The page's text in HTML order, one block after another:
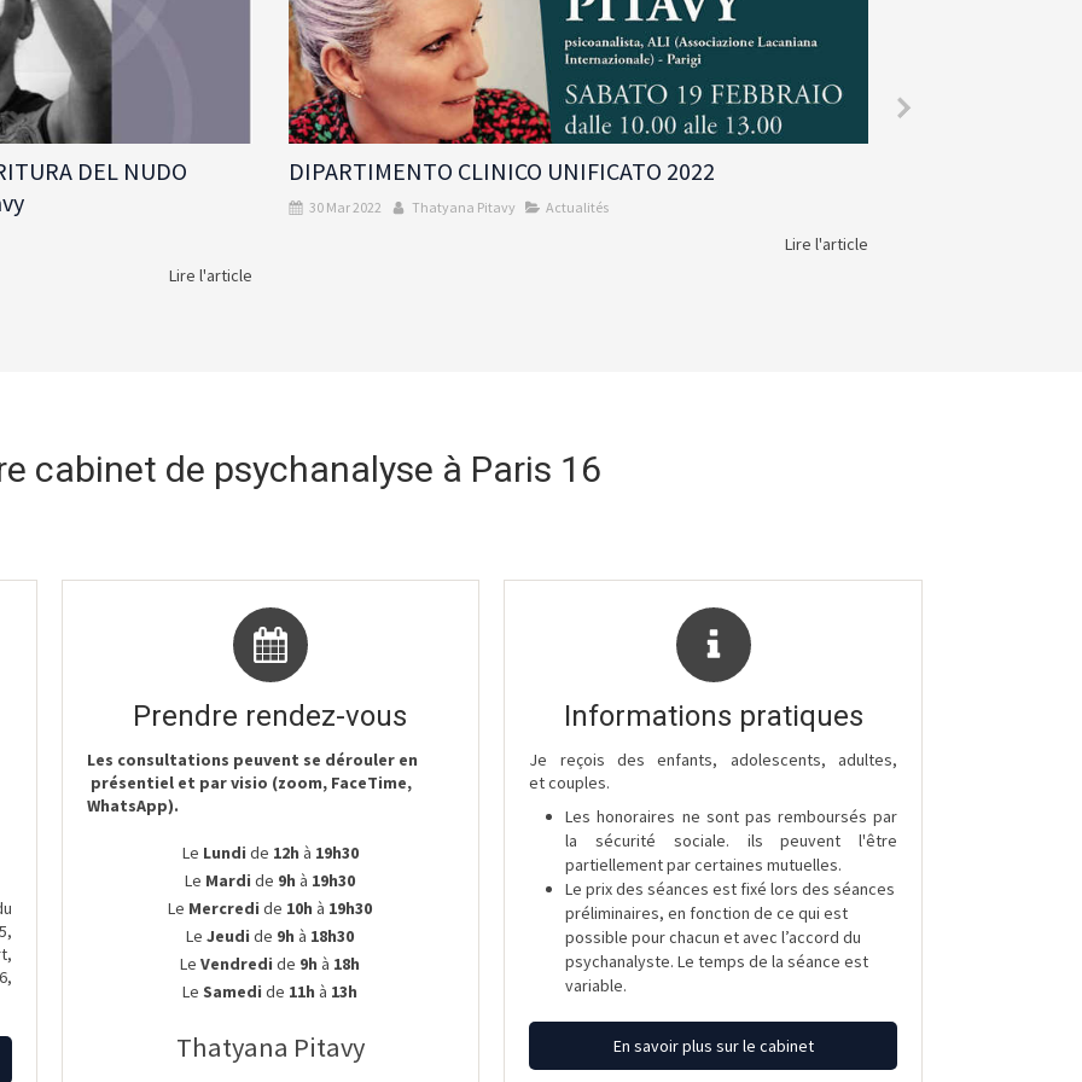
DIPARTIMENTO CLINICO UNIFICATO 2022
Actualités
La transgression - Charles Melman
cabinet de psychanalyse à Paris 16
Prendre rendez-vous
Les consultations peuvent se dérouler en
présentiel et par visio (zoom, FaceTime,
WhatsApp).
Le Lundi de 12h à 19h30
Le Mardi de 9h à 19h30
Le Mercredi de 10h à 19h30
LeJeudi de 9h à 18h30
LeVendredi de 9h à 18h
LeSamedi de 11h à 13h
Thatyana Pitavy
Informations pratiques
Je reçois des enfants, adolescents, adultes,
et couples.
Les honoraires ne sont pas remboursés par
la sécurité sociale. ils peuvent l'être
partiellement par certaines mutuelles.
Le prix des séances est fixé lors des séances
préliminaires, en fonction de ce qui est
possible pour chacun et avec l’accord du
psychanalyste. Le temps de la séance est
variable.
En savoir plus sur le cabinet